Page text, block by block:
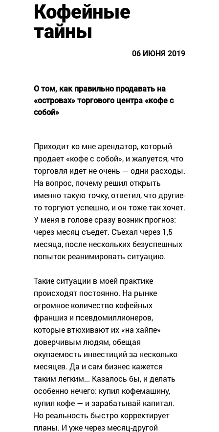
Кофейные
тайны
06 ИЮНЯ 2019
О том, как правильно продавать на
«островах» торгового центра «кофе с
собой»
Приходит ко мне арендатор, который
продает «кофе с собой», и жалуется, что
торговля идет не очень — одни расходы.
На вопрос, почему решил открыть
именно такую точку, ответил, что другие-
то торгуют успешно, и он тоже так хочет.
У меня в голове сразу возник прогноз:
через месяц съедет. Съехал через 1,5
месяца, после нескольких безуспешных
попыток реанимировать ситуацию.
Такие ситуации в моей практике
происходят постоянно. На рынке
огромное количество кофейных
франшиз и псевдомиллионеров,
которые втюхивают их «на хайпе»
доверчивым людям, обещая
окупаемость инвестиций за несколько
месяцев. Да и сам бизнес кажется
таким легким... Казалось бы, и делать
особенно нечего: купил кофемашину,
купил кофе — и зарабатывай капитал.
Но реальность быстро корректирует
планы. И уже через месяц-другой